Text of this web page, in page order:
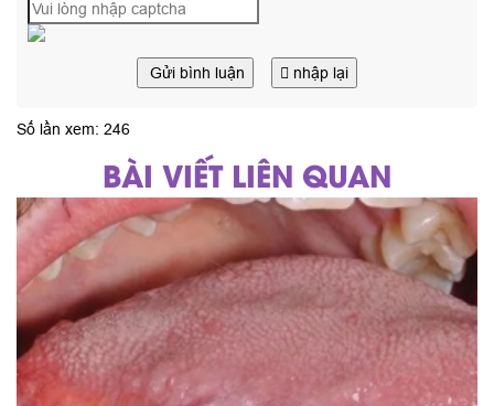
Gửi bình luận nhập lại
Số lần xem: 246
BÀI VIẾT LIÊN QUAN